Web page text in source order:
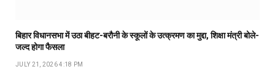
बिहार विधानसभा में उठा बीहट-बरौनी के स्कूलों के उत्क्रमण का मुद्दा, शिक्षा मंत्री बोले-
जल्द होगा फैसला
JULY 21, 2026 4:18 PM